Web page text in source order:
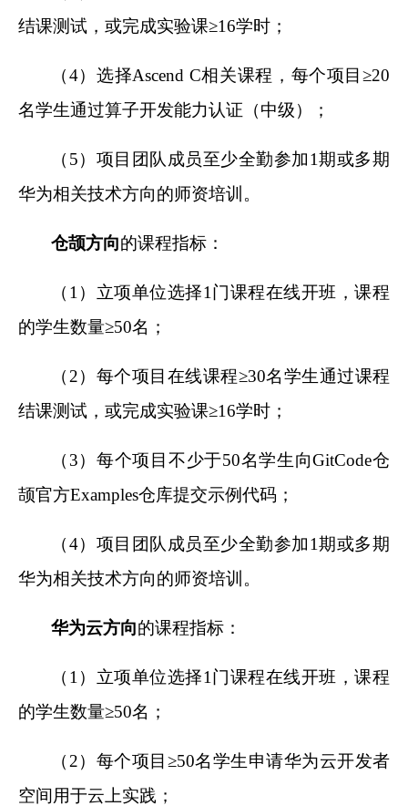
结课测试，或完成实验课≥16学时；
（4）选择Ascend C相关课程，每个项目≥20
名学生通过算子开发能力认证（中级）；
（5）项目团队成员至少全勤参加1期或多期
华为相关技术方向的师资培训。
仓颉方向的课程指标：
（1）立项单位选择1门课程在线开班，课程
的学生数量≥50名；
（2）每个项目在线课程≥30名学生通过课程
结课测试，或完成实验课≥16学时；
（3）每个项目不少于50名学生向GitCode仓
颉官方Examples仓库提交示例代码；
（4）项目团队成员至少全勤参加1期或多期
华为相关技术方向的师资培训。
华为云方向的课程指标：
（1）立项单位选择1门课程在线开班，课程
的学生数量≥50名；
（2）每个项目≥50名学生申请华为云开发者
空间用于云上实践；